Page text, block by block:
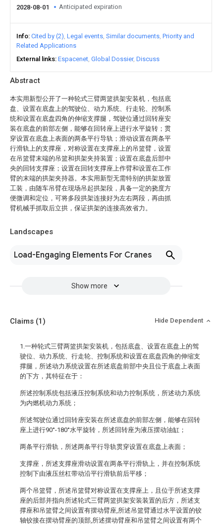
Abstract
本实用新型公开了一种轮式三臂两篮拱架安装机，包括底
盘、设置在底盘上的驾驶位、动力系统、行走轮、控制系
统和设置在底盘四角的伸缩支撑腿，驾驶位通过回转座安
装在底盘的前部左侧，能够在回转座上进行水平旋转；贯
穿设置在底盘上表面的两条平行导轨；滑动设置在两条平
行滑轨上的支撑座，对称设置在支撑座上的吊篮臂，设置
在吊篮臂末端的吊篮和拱架夹持装置；设置在底盘后部中
央的回转支撑座；设置在回转支撑座上作臂和设置在工作
臂的末端的拱架夹持器。本实用新型无需特别的拱架放置
工装，由随车吊臂在现场吊起拱架段，具备一定的挠度方
便微调和定位，可将多段拱架连接好为左右两段，再由抓
臂机械手抓取后立拱，保证拱架的连接高效省力。
Landscapes
Load-Engaging Elements For Cranes
Show more
2028-08-01 Anticipated expiration
Info Cited by (2) Legal events Similar documents Priority and
Related Applications
External links Espacenet Global Dossier Discuss
Claims (1) Hide Dependent
1.一种轮式三臂两篮拱架安装机，包括底盘、设置在底盘上的驾
驶位、动力系统、行走轮、控制系统和设置在底盘四角的伸缩支
撑腿，所述动力系统设置在所述底盘前部中央且位于底盘上表面
的下方，其特征在于：
所述控制系统包括液压控制系统和动力控制系统，所述动力系统
为内燃机动力系统；
所述驾驶位通过回转座安装在所述底盘的前部左侧，能够在回转
座上进行90°-180°水平旋转，所述回转座为液压摆动油缸；
两条平行滑轨，所述两条平行导轨贯穿设置在底盘上表面；
支撑座，所述支撑座滑动设置在两条平行滑轨上，并在控制系统
控制下由液压丝杠带动沿平行滑轨前后平移；
两个吊篮臂，所述吊篮臂对称设置在支撑座上，且位于所述支撑
座的后部并指向所述轮式三臂两篮拱架安装装置的后方，所述支
撑座和吊篮臂之间设置有摆动臂座,所述吊篮臂通过水平设置的铰
轴铰接在摆动臂座的顶部,所述摆动臂座和吊篮臂之间设置有两个